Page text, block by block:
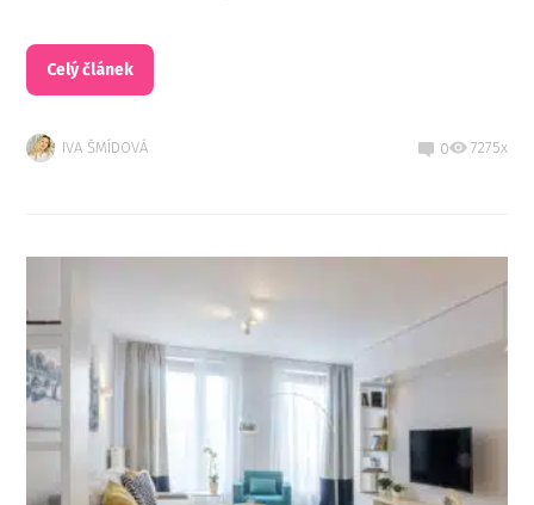
Celý článek
IVA ŠMÍDOVÁ 0 7275x